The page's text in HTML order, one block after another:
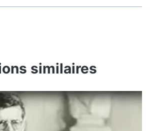
similaires